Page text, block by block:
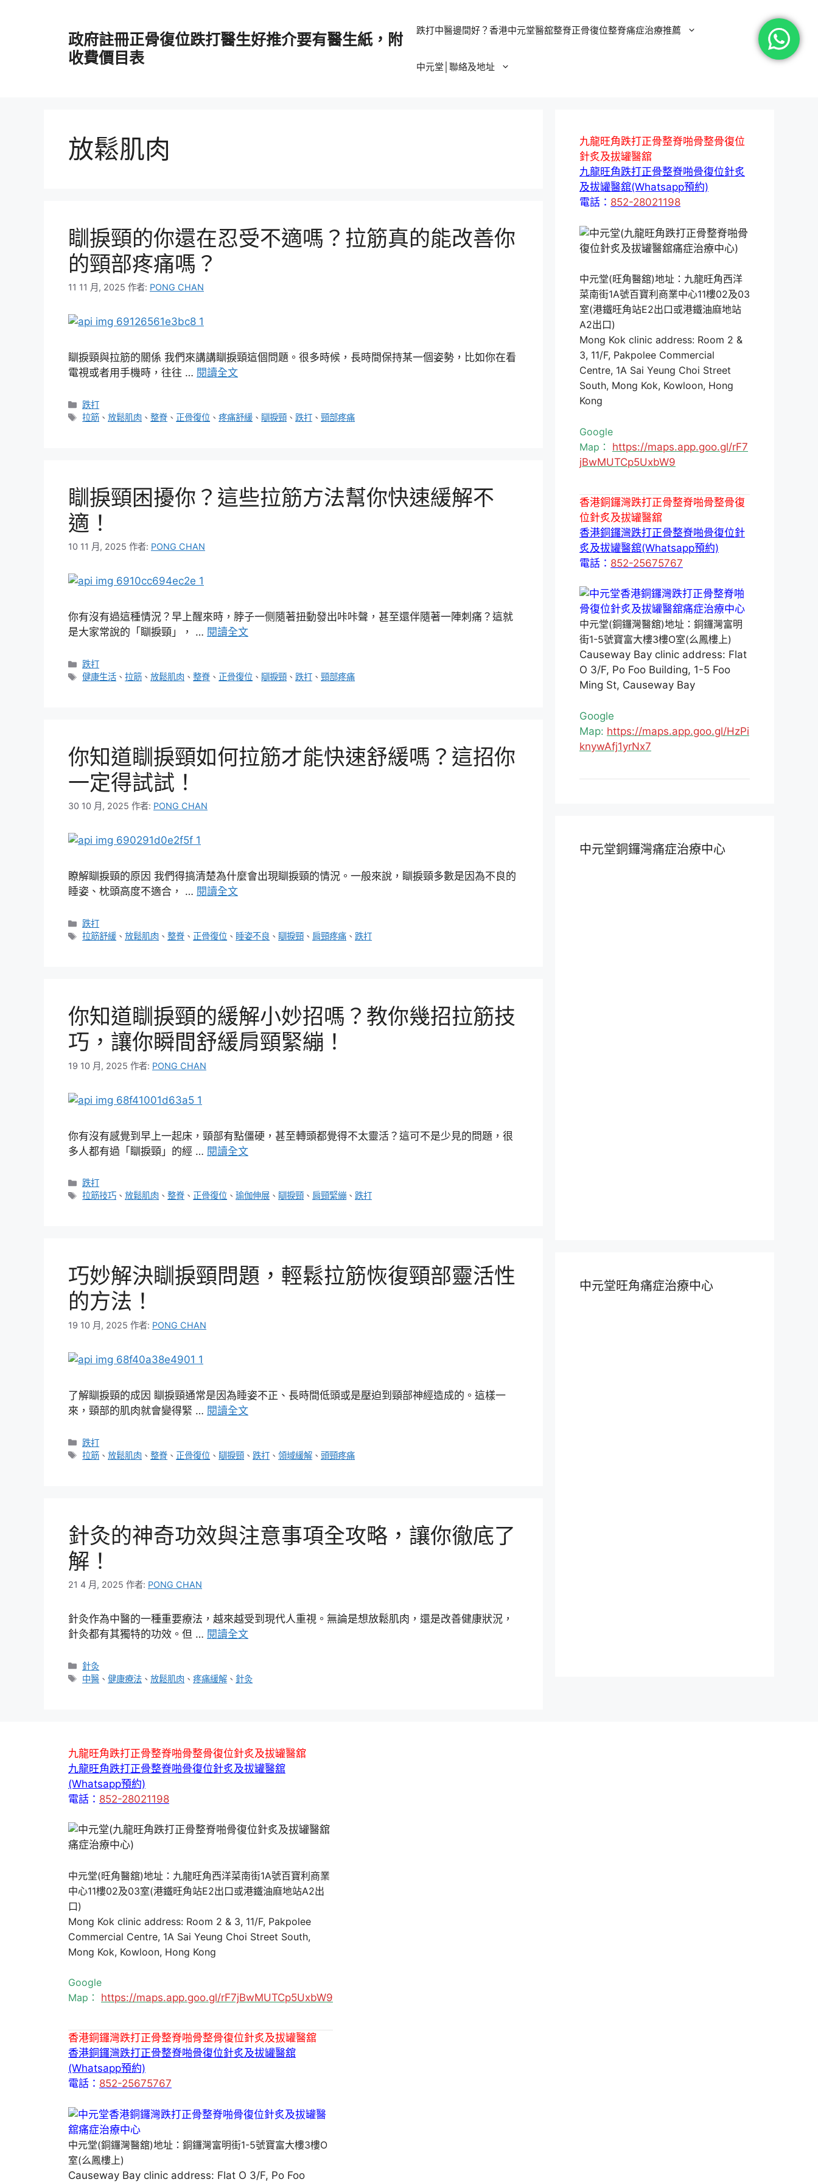
政府註冊正骨復位跌打醫生好推介要有醫生紙，附
收費價目表
跌打中醫邊間好？香港中元堂醫舘整脊正骨復位整脊痛症治療推薦
中元堂│聯絡及地址
放鬆肌肉
瞓捩頸的你還在忍受不適嗎？拉筋真的能改善你
的頸部疼痛嗎？
11 11 月, 2025 作者: PONG CHAN
瞓捩頸與拉筋的關係 我們來講講瞓捩頸這個問題。很多時候，長時間保持某一個姿勢，比如你在看
電視或者用手機時，往往 … 閱讀全文
分
類
跌打
標
拉筋 、放鬆肌肉 、整脊 、 正骨復位 、疼痛舒緩 、 瞓捩頸 、 跌打 、頸部疼痛
瞓捩頸困擾你？這些拉筋方法幫你快速緩解不
適！
10 11 月, 2025 作者: PONG CHAN
你有沒有過這種情況？早上醒來時，脖子一侧隨著扭動發出咔咔聲，甚至還伴隨著一陣刺痛？這就
是大家常說的「瞓捩頸」， … 閱讀全文
分
類
跌打
標
健康生活 、拉筋 、放鬆肌肉 、整脊 、 正骨復位 、 瞓捩頸 、 跌打 、頸部疼痛
你知道瞓捩頸如何拉筋才能快速舒緩嗎？這招你
一定得試試！
30 10 月, 2025 作者: PONG CHAN
瞭解瞓捩頸的原因 我們得搞清楚為什麼會出現瞓捩頸的情況。一般來說，瞓捩頸多數是因為不良的
睡姿、枕頭高度不適合， … 閱讀全文
分
類
跌打
標
拉筋舒緩 、放鬆肌肉 、整脊 、 正骨復位 、 睡姿不良 、 瞓捩頸 、 肩頸疼痛 、 跌打
你知道瞓捩頸的緩解小妙招嗎？教你幾招拉筋技
巧，讓你瞬間舒緩肩頸緊繃！
19 10 月, 2025 作者: PONG CHAN
你有沒有感覺到早上一起床，頸部有點僵硬，甚至轉頭都覺得不太靈活？這可不是少見的問題，很
多人都有過「瞓捩頸」的經 … 閱讀全文
分
類
跌打
標
拉筋技巧 、放鬆肌肉 、整脊 、 正骨復位 、瑜伽伸展 、 瞓捩頸 、 肩頸緊繃 、跌打
巧妙解決瞓捩頸問題，輕鬆拉筋恢復頸部靈活性
的方法！
19 10 月, 2025 作者: PONG CHAN
了解瞓捩頸的成因 瞓捩頸通常是因為睡姿不正、長時間低頭或是壓迫到頸部神經造成的。這樣一
來，頸部的肌肉就會變得緊 … 閱讀全文
分
類
跌打
標
拉筋 、放鬆肌肉 、整脊 、 正骨復位 、 瞓捩頸 、 跌打 、領域緩解 、頭頸疼痛
針灸的神奇功效與注意事項全攻略，讓你徹底了
解！
21 4 月, 2025 作者: PONG CHAN
針灸作為中醫的一種重要療法，越來越受到現代人重視。無論是想放鬆肌肉，還是改善健康狀況，
針灸都有其獨特的功效。但 … 閱讀全文
分
類
針灸
標
中醫 、健康療法 、放鬆肌肉 、疼痛緩解 、 針灸
九龍旺角跌打正骨整脊啪骨整骨復位
針炙及拔罐醫舘
九龍旺角跌打正骨整脊啪骨復位針炙
及拔罐醫舘(Whatsapp預約)
電話： 852-28021198
中元堂(旺角醫舘)地址：九龍旺角西洋
菜南街1A號百寶利商業中心11樓02及03
室(港鐵旺角站E2出口或港鐵油麻地站
A2出口)
Mong Kok clinic address: Room 2 &
3, 11/F, Pakpolee Commercial
Centre, 1A Sai Yeung Choi Street
South, Mong Kok, Kowloon, Hong
Kong
Google
Map： https://maps.app.goo.gl/rF7
jBwMUTCp5UxbW9
香港銅鑼灣跌打正骨整脊啪骨整骨復
位針炙及拔罐醫舘
香港銅鑼灣跌打正骨整脊啪骨復位針
炙及拔罐醫舘(Whatsapp預約)
電話： 852-25675767
中元堂(銅鑼灣醫舘)地址：銅鑼灣富明
街1-5號寶富大樓3樓O室(么鳳樓上)
Causeway Bay clinic address: Flat
O 3/F, Po Foo Building, 1-5 Foo
Ming St, Causeway Bay
Google
Map: https://maps.app.goo.gl/HzPi
knywAfj1yrNx7
中元堂銅鑼灣痛症治療中心
中元堂旺角痛症治療中心
九龍旺角跌打正骨整脊啪骨整骨復位針炙及拔罐醫舘
九龍旺角跌打正骨整脊啪骨復位針炙及拔罐醫舘
(Whatsapp預約)
電話： 852-28021198
中元堂(旺角醫舘)地址：九龍旺角西洋菜南街1A號百寶利商業
中心11樓02及03室(港鐵旺角站E2出口或港鐵油麻地站A2出
口)
Mong Kok clinic address: Room 2 & 3, 11/F, Pakpolee
Commercial Centre, 1A Sai Yeung Choi Street South,
Mong Kok, Kowloon, Hong Kong
Google
Map： https://maps.app.goo.gl/rF7jBwMUTCp5UxbW9
香港銅鑼灣跌打正骨整脊啪骨整骨復位針炙及拔罐醫舘
香港銅鑼灣跌打正骨整脊啪骨復位針炙及拔罐醫舘
(Whatsapp預約)
電話： 852-25675767
中元堂(銅鑼灣醫舘)地址：銅鑼灣富明街1-5號寶富大樓3樓O
室(么鳳樓上)
Causeway Bay clinic address: Flat O 3/F, Po Foo